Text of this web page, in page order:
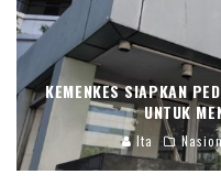
KEMENKES SIAPKAN
UNTUK
Ita